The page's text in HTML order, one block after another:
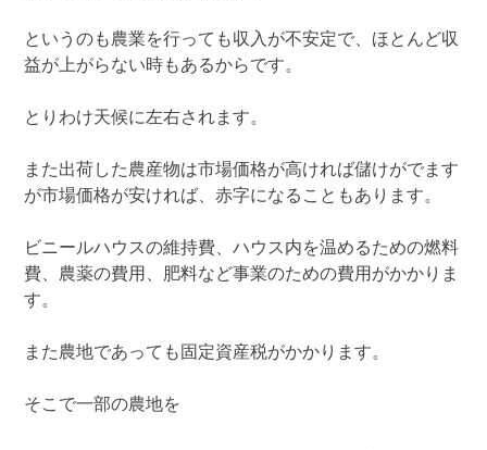
というのも農業を行っても収入が不安定で、ほとんど収
益が上がらない時もあるからです。
とりわけ天候に左右されます。
また出荷した農産物は市場価格が高ければ儲けがでます
が市場価格が安ければ、赤字になることもあります。
ビニールハウスの維持費、ハウス内を温めるための燃料
費、農薬の費用、肥料など事業のための費用がかかりま
す。
また農地であっても固定資産税がかかります。
そこで一部の農地を